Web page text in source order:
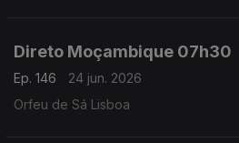
Direto Moçambique 07h30
Ep. 146
24 jun. 2026
Orfeu de Sá Lisboa